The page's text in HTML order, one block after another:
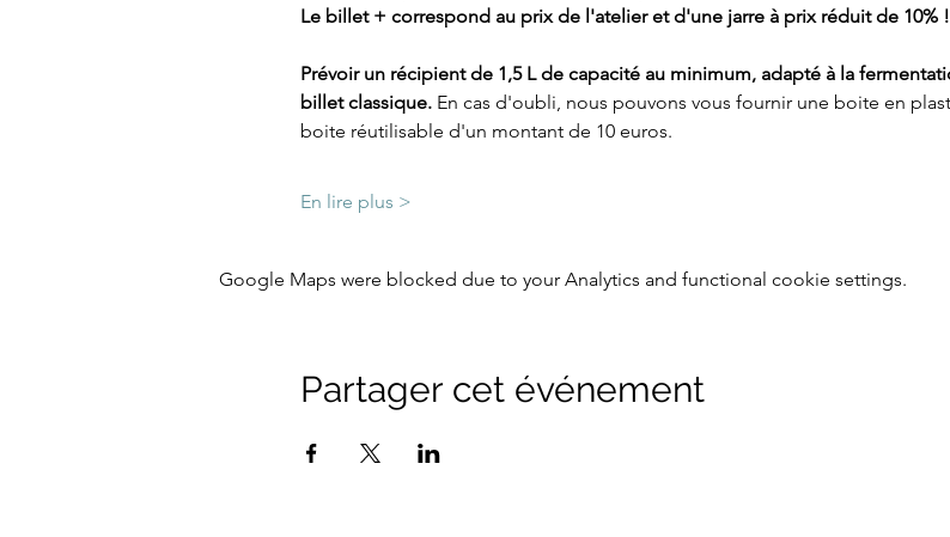
Le billet + correspond au prix de l'atelier et d'une jarre à prix réduit de 10% !
Prévoir un récipient de 1,5 L de capacité au minimum, adapté à la
billet classique. En cas d'oubli, nous pouvons vous fournir une boite en
boite réutilisable d'un montant de 10 euros.
En lire plus >
Google Maps were blocked due to your Analytics and functional cookie settings.
Partager cet événement